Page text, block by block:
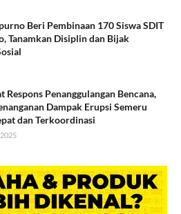
Beri Pembinaan 170 Siswa SDIT
Tanamkan Disiplin dan Bijak
Respons Penanggulangan Bencana,
Dampak Erupsi Semeru
dan Terkoordinasi